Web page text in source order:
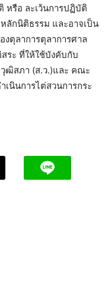
หรือ ละเว้นการปฏิบัติ
กนิติธรรม และอาจเป็น
ตุลาการตุลาการศาล
ระ ที่ให้ใช้บังคับกับ
ฒิสภา (ส.ว.)และ คณะ
นินการไต่สวนการกระ